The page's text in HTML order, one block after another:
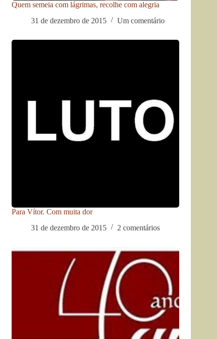
Quem semeia com lágrimas, recolhe com alegria
31 de dezembro de 2015
Um comentário
Para Vítor. Com muita dor
31 de dezembro de 2015
2 comentários